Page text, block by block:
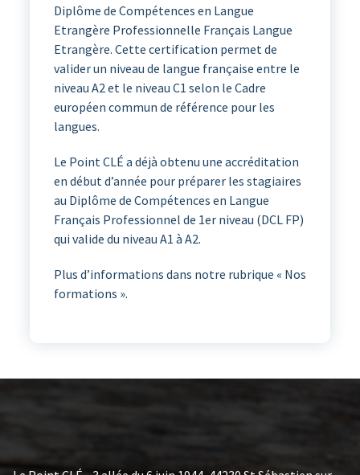
Diplôme de Compétences en Langue
Etrangère Professionnelle Français Langue
Etrangère. Cette certification permet de
valider un niveau de langue française entre le
niveau A2 et le niveau C1 selon le Cadre
européen commun de référence pour les
langues.
Le Point CLÉ a déjà obtenu une accréditation
en début d’année pour préparer les stagiaires
au Diplôme de Compétences en Langue
Français Professionnel de 1er niveau (DCL FP)
qui valide du niveau A1 à A2.
Plus d’informations dans notre rubrique « Nos
formations ».